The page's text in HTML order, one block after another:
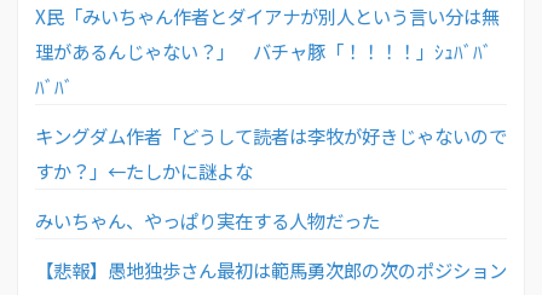
X民「みいちゃん作者とダイアナが別人という言い分は無
理があるんじゃない？」 バチャ豚「！！！！」ｼｭﾊﾞﾊﾞ
ﾊﾞﾊﾞ
キングダム作者「どうして読者は李牧が好きじゃないので
すか？」←たしかに謎よな
みいちゃん、やっぱり実在する人物だった
【悲報】愚地独歩さん最初は範馬勇次郎の次のポジション